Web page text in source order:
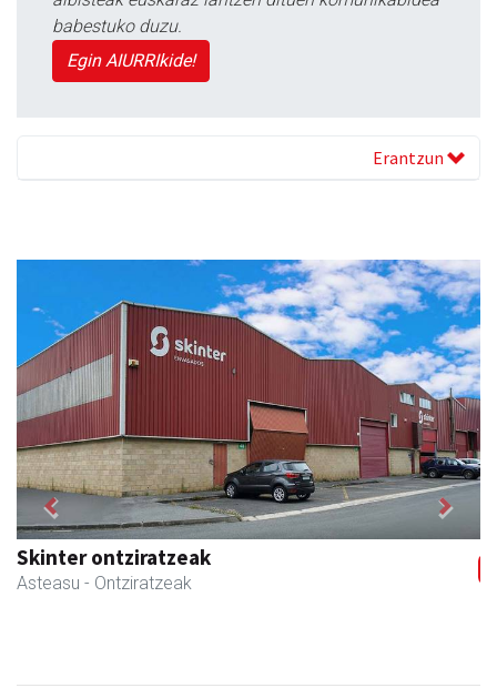
babestuko duzu.
Egin AIURRIkide!
Erantzun
Skinter ontziratzeak
Asteasu - Ontziratzeak
Previous Next